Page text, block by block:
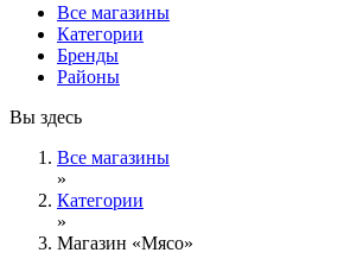
Все магазины
Категории
Бренды
Районы
Вы здесь
Все магазины
»
Категории
»
Магазин «Мясо»